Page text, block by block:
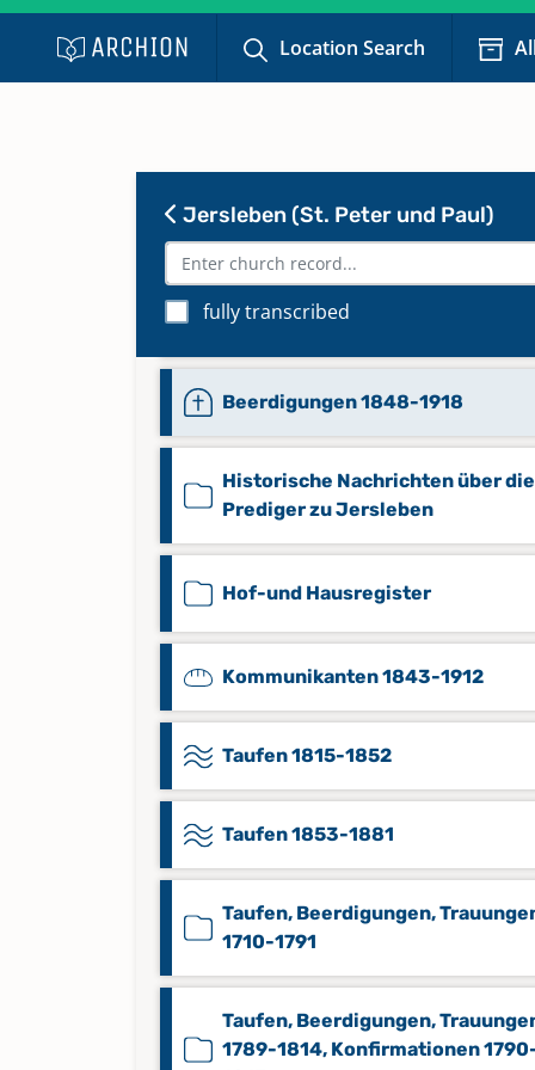
Location Search
Jersleben (St. Peter und Paul)
fully transcribed
Beerdigungen 1815-1847
Beerdigungen 1848-1918
Historische Nachrichten über die
Prediger zu Jersleben
Hof-und Hausregister
Kommunikanten 1843-1912
Taufen 1815-1852
Taufen 1853-1881
Taufen, Beerdigungen,
1710-1791
Taufen, Beerdigungen,
1789-1814, Konfirmationen